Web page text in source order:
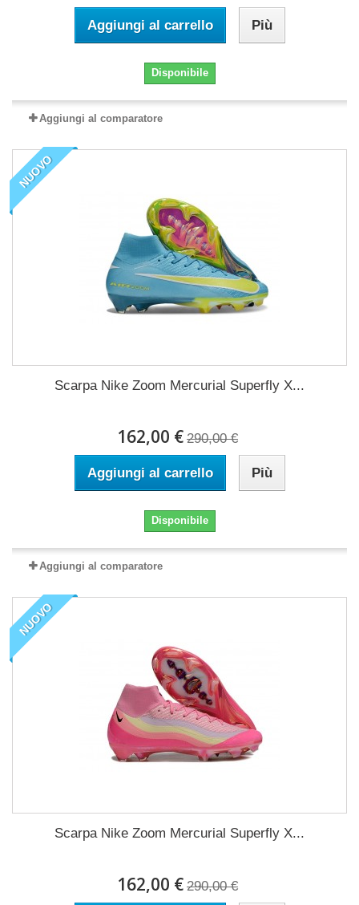
Aggiungi al carrello Più
Disponibile
Aggiungi al comparatore
NUOVO
Scarpa Nike Zoom Mercurial Superfly X...
162,00 € 290,00 €
Aggiungi al carrello Più
Disponibile
Aggiungi al comparatore
NUOVO
Scarpa Nike Zoom Mercurial Superfly X...
162,00 € 290,00 €